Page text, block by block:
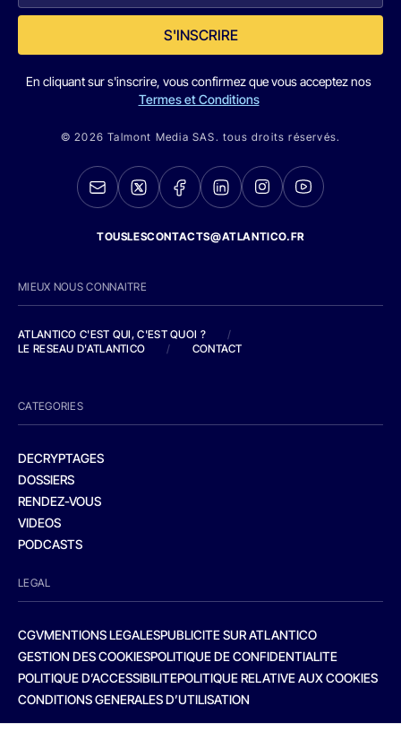
S'INSCRIRE
En cliquant sur s'inscrire, vous confirmez que vous acceptez nos
Termes et Conditions
© 2026 Talmont Media SAS. tous droits réservés.
TOUSLESCONTACTS@ATLANTICO.FR
MIEUX NOUS CONNAITRE
ATLANTICO C'EST QUI, C'EST QUOI ?
/
LE RESEAU D'ATLANTICO
/ CONTACT
CATEGORIES
DECRYPTAGES
DOSSIERS
RENDEZ-VOUS
VIDEOS
PODCASTS
LEGAL
CGVMENTIONS LEGALESPUBLICITE SUR ATLANTICO
GESTION DES COOKIESPOLITIQUE DE CONFIDENTIALITE
POLITIQUE D’ACCESSIBILITEPOLITIQUE RELATIVE AUX COOKIES
CONDITIONS GENERALES D’UTILISATION